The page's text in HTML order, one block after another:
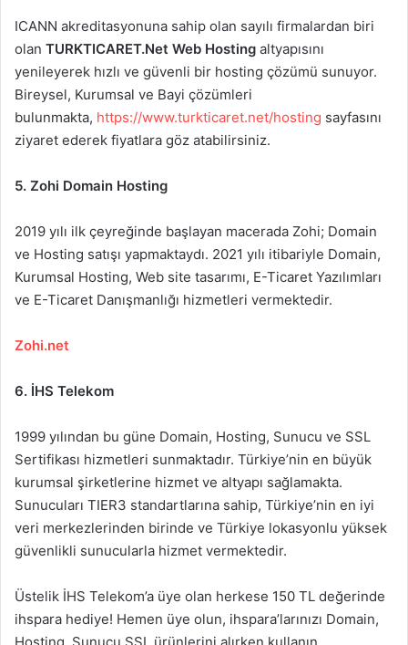
ICANN akreditasyonuna sahip olan sayılı firmalardan biri
olan TURKTICARET.Net Web Hosting altyapısını
yenileyerek hızlı ve güvenli bir hosting çözümü sunuyor.
Bireysel, Kurumsal ve Bayi çözümleri
bulunmakta, https://www.turkticaret.net/hosting sayfasını
ziyaret ederek fiyatlara göz atabilirsiniz.
5. Zohi Domain Hosting
2019 yılı ilk çeyreğinde başlayan macerada Zohi; Domain
ve Hosting satışı yapmaktaydı. 2021 yılı itibariyle Domain,
Kurumsal Hosting, Web site tasarımı, E-Ticaret Yazılımları
ve E-Ticaret Danışmanlığı hizmetleri vermektedir.
Zohi.net
6. İHS Telekom
1999 yılından bu güne Domain, Hosting, Sunucu ve SSL
Sertifikası hizmetleri sunmaktadır. Türkiye’nin en büyük
kurumsal şirketlerine hizmet ve altyapı sağlamakta.
Sunucuları TIER3 standartlarına sahip, Türkiye’nin en iyi
veri merkezlerinden birinde ve Türkiye lokasyonlu yüksek
güvenlikli sunucularla hizmet vermektedir.
Üstelik İHS Telekom’a üye olan herkese 150 TL değerinde
ihspara hediye! Hemen üye olun, ihspara’larınızı Domain,
Hosting, Sunucu SSL ürünlerini alırken kullanın.